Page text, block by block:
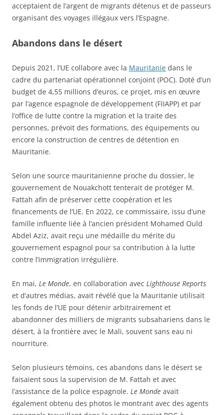
acceptaient de l’argent de migrants détenus et de passeurs
organisant des voyages illégaux vers l’Espagne.
Abandons dans le désert
Depuis 2021, l’UE collabore avec la Mauritanie dans le
cadre du partenariat opérationnel conjoint (POC). Doté d’un
budget de 4,55 millions d’euros, ce projet, mis en œuvre
par l’agence espagnole de développement (FIIAPP) et par
l’office de lutte contre la migration et la traite des
personnes, prévoit des formations, des équipements ou
encore la construction de centres de détention en
Mauritanie.
Selon une source mauritanienne proche du dossier, le
gouvernement de Nouakchott tenterait de protéger M.
Fattah afin de préserver cette coopération et les
financements de l’UE. En 2022, ce commissaire, issu d’une
famille influente liée à l’ancien président Mohamed Ould
Abdel Aziz, avait reçu une médaille du mérite du
gouvernement espagnol pour sa contribution à la lutte
contre l’immigration irrégulière.
En mai, Le Monde, en collaboration avec Lighthouse Reports
et d’autres médias, avait révélé que la Mauritanie utilisait
les fonds de l’UE pour détenir arbitrairement et
abandonner des milliers de migrants subsahariens dans le
désert, à la frontière avec le Mali, souvent sans eau ni
nourriture.
Selon plusieurs témoins, ces abandons dans le désert se
faisaient sous la supervision de M. Fattah et avec
l’assistance de la police espagnole. Le Monde avait
également obtenu des photos le montrant avec des agents